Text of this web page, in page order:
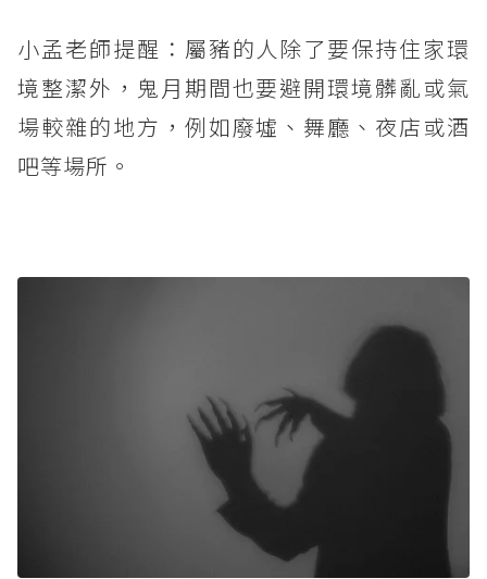
小孟老師提醒：屬豬的人除了要保持住家環
境整潔外，鬼月期間也要避開環境髒亂或氣
場較雜的地方，例如廢墟、舞廳、夜店或酒
吧等場所。